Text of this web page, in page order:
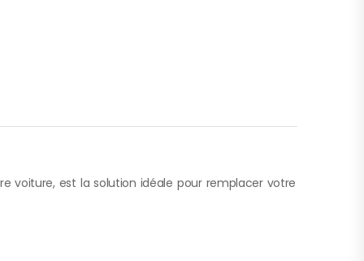
voiture, est la solution idéale pour remplacer votre